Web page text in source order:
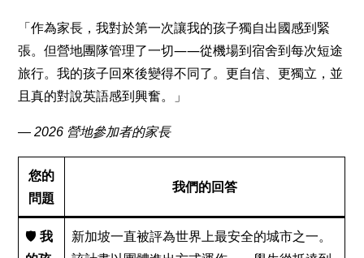
「作為家長，我對於第一次讓我的孩子獨自出國感到緊
張。但營地團隊管理了一切——從機場到宿舍到每次短途
旅行。我的孩子回來後變得不同了。更自信、更獨立，並
且真的對說英語感到興奮。」
— 2026 營地參加者的家長
您的
問題
我們的回答
🛡️我
新加坡一直被評為世界上最安全的城市之一。